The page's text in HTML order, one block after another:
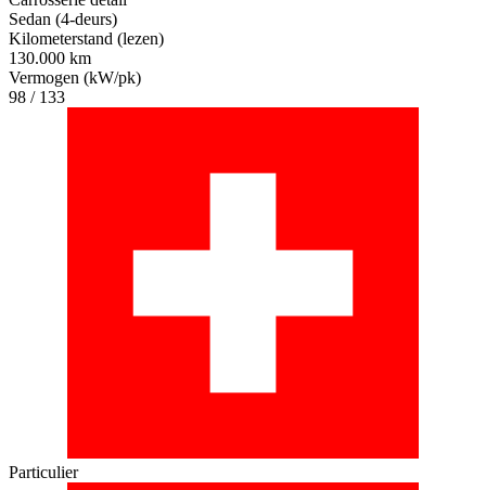
Sedan (4-deurs)
Kilometerstand (lezen)
130.000 km
Vermogen (kW/pk)
98 / 133
Particulier